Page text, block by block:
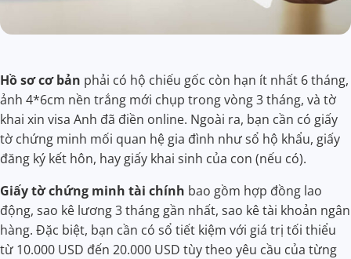
Hồ sơ cơ bản phải có hộ chiếu gốc còn hạn ít nhất 6 tháng,
ảnh 4*6cm nền trắng mới chụp trong vòng 3 tháng, và tờ
khai xin visa Anh đã điền online. Ngoài ra, bạn cần có giấy
tờ chứng minh mối quan hệ gia đình như sổ hộ khẩu, giấy
đăng ký kết hôn, hay giấy khai sinh của con (nếu có).
Giấy tờ chứng minh tài chính bao gồm hợp đồng lao
động, sao kê lương 3 tháng gần nhất, sao kê tài khoản ngân
hàng. Đặc biệt, bạn cần có sổ tiết kiệm với giá trị tối thiểu
từ 10.000 USD đến 20.000 USD tùy theo yêu cầu của từng